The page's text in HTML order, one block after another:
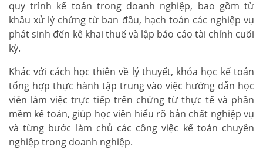
quy trình kế toán trong doanh nghiệp, bao gồm từ
khâu xử lý chứng từ ban đầu, hạch toán các nghiệp vụ
phát sinh đến kê khai thuế và lập báo cáo tài chính cuối
kỳ.
Khác với cách học thiên về lý thuyết, khóa học kế toán
tổng hợp thực hành tập trung vào việc hướng dẫn học
viên làm việc trực tiếp trên chứng từ thực tế và phần
mềm kế toán, giúp học viên hiểu rõ bản chất nghiệp vụ
và từng bước làm chủ các công việc kế toán chuyên
nghiệp trong doanh nghiệp.